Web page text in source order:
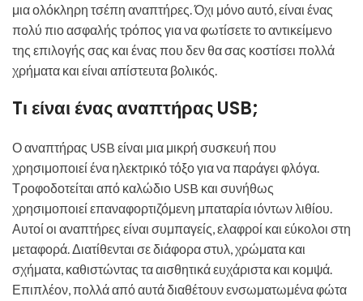
μια ολόκληρη τσέπη αναπτήρες. Όχι μόνο αυτό, είναι ένας
πολύ πιο ασφαλής τρόπος για να φωτίσετε το αντικείμενο
της επιλογής σας και ένας που δεν θα σας κοστίσει πολλά
χρήματα και είναι απίστευτα βολικός.
Tι είναι ένας αναπτήρας USB;
Ο αναπτήρας USB είναι μια μικρή συσκευή που
χρησιμοποιεί ένα ηλεκτρικό τόξο για να παράγει φλόγα.
Τροφοδοτείται από καλώδιο USB και συνήθως
χρησιμοποιεί επαναφορτιζόμενη μπαταρία ιόντων λιθίου.
Αυτοί οι αναπτήρες είναι συμπαγείς, ελαφροί και εύκολοι στη
μεταφορά. Διατίθενται σε διάφορα στυλ, χρώματα και
σχήματα, καθιστώντας τα αισθητικά ευχάριστα και κομψά.
Επιπλέον, πολλά από αυτά διαθέτουν ενσωματωμένα φώτα